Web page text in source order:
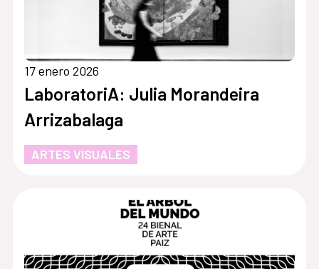
17 enero 2026
LaboratoriA: Julia Morandeira
Arrizabalaga
ARTES VISUALES